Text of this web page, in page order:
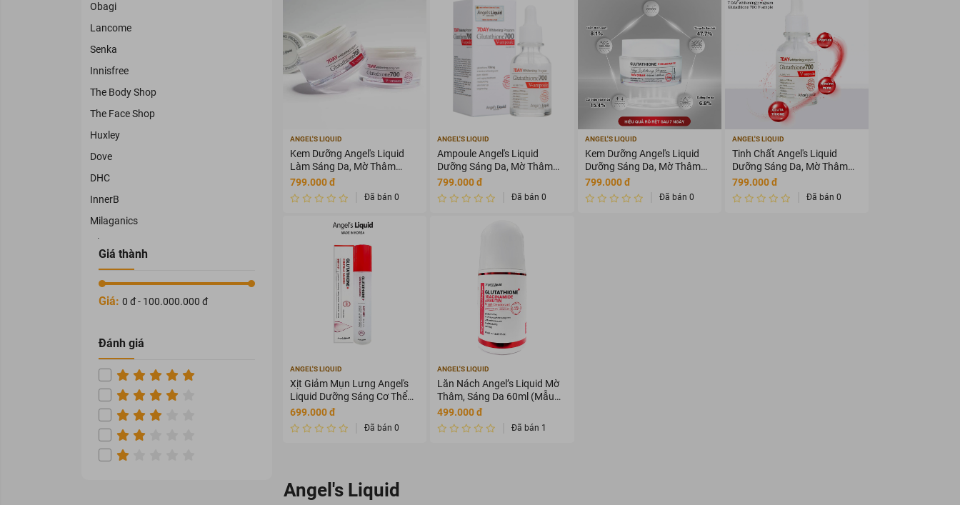
Obagi
Lancome
Senka
Innisfree
The Body Shop
The Face Shop
Huxley
Dove
DHC
InnerB
Milaganics
Olay
Physiogel
OHUI
NAMHAPHARMA
HATAPHAR
VEDETTE
THORAKAO
COCOON
Orihiro
Giá thành
Giá: 0 đ - 100.000.000 đ
Đánh giá
ANGEL'S LIQUID
Kem Dưỡng Angel's Liquid
Làm Sáng Da, Mờ Thâm
50ml
799.000 đ
Đã bán 0
ANGEL'S LIQUID
Ampoule Angel's Liquid
Dưỡng Sáng Da, Mờ Thâm
Nám 30ml
799.000 đ
Đã bán 0
ANGEL'S LIQUID
Kem Dưỡng Angel's Liquid
Dưỡng Sáng Da, Mờ Thâm
Nám 50ml
799.000 đ
Đã bán 0
ANGEL'S LIQUID
Tinh Chất Angel's Liquid
Dưỡng Sáng Da, Mờ Thâm
30ml
799.000 đ
Đã bán 0
ANGEL'S LIQUID
Xịt Giảm Mụn Lưng Angel's
Liquid Dưỡng Sáng Cơ Thể
150ml
699.000 đ
Đã bán 0
ANGEL'S LIQUID
Lăn Nách Angel’s Liquid Mờ
Thâm, Sáng Da 60ml (Mẫu
Mới)
499.000 đ
Đã bán 1
Angel's Liquid